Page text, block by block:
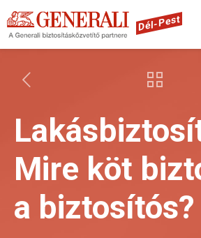
Dél-Pest
Mire köt
a biztosítós?